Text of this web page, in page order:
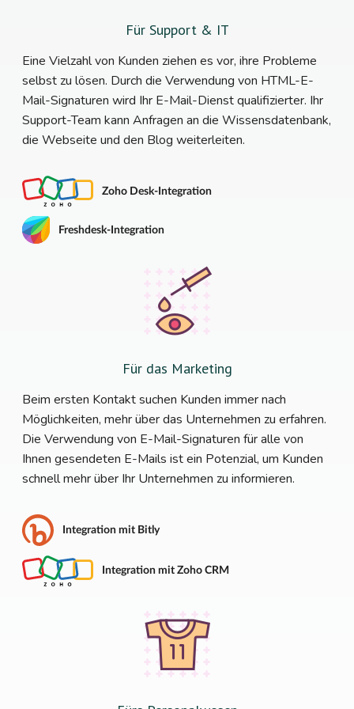
Für Support & IT
Eine Vielzahl von Kunden ziehen es vor, ihre Probleme
selbst zu lösen. Durch die Verwendung von HTML-E-
Mail-Signaturen wird Ihr E-Mail-Dienst qualifizierter. Ihr
Support-Team kann Anfragen an die Wissensdatenbank,
die Webseite und den Blog weiterleiten.
Zoho Desk-Integration
Freshdesk-Integration
Für das Marketing
Beim ersten Kontakt suchen Kunden immer nach
Möglichkeiten, mehr über das Unternehmen zu erfahren.
Die Verwendung von E-Mail-Signaturen für alle von
Ihnen gesendeten E-Mails ist ein Potenzial, um Kunden
schnell mehr über Ihr Unternehmen zu informieren.
Integration mit Bitly
Integration mit Zoho CRM